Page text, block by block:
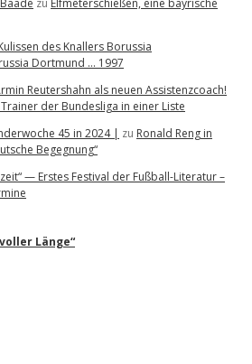
zu Elfmeterschießen, eine bayrische
des Knallers Borussia
Dortmund … 1997
Reutershahn als neuen Assistenzcoach!
der Bundesliga in einer Liste
45 in 2024 | zu Ronald Reng in
Begegnung“
— Erstes Festival der Fußball-Literatur –
Länge“